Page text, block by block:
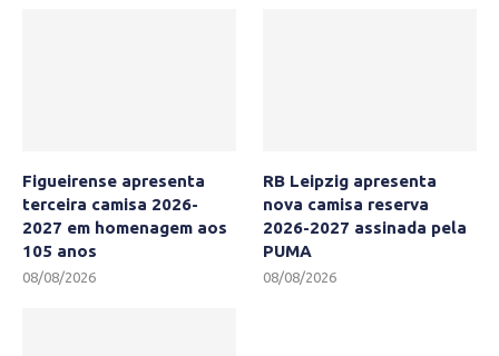
Figueirense apresenta
terceira camisa 2026-
2027 em homenagem aos
105 anos
08/08/2026
RB Leipzig apresenta
nova camisa reserva
2026-2027 assinada pela
PUMA
08/08/2026